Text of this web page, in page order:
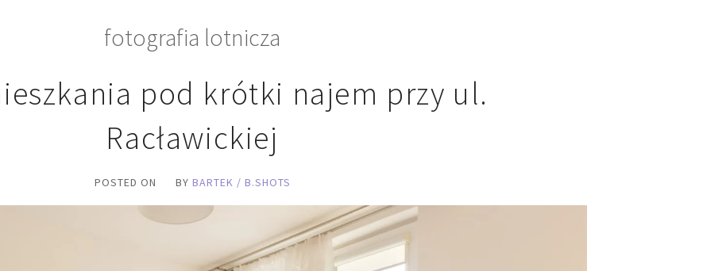
fotografia lotnicza
pod krótki najem przy ul.
Racławickiej
POSTED ON BY BARTEK / B.SHOTS